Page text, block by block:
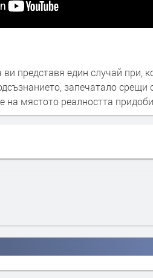
представя един случай при,
запечатало срещи
на мястото реалността